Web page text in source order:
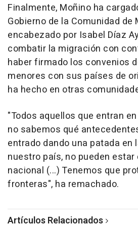
Finalmente, Moñino ha
Gobierno de la Comunidad de
encabezado por Isabel Díaz
combatir la migración con
haber firmado los convenios
menores con sus países de
ha hecho en otras
"Todos aquellos que entran
no sabemos qué
entrado dando una patada en
nuestro país, no pueden
nacional (...) Tenemos que
fronteras", ha remachado.
Artículos Relacionados